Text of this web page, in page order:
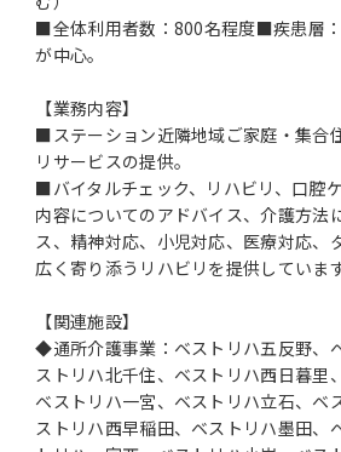
■全体利用者数：800名程度■疾患層
が中心。
【業務内容】
■ステーション近隣地域ご家庭・集合
リサービスの提供。
■バイタルチェック、リハビリ、口腔
内容についてのアドバイス、介護方法
ス、精神対応、小児対応、医療対応、
広く寄り添うリハビリを提供しています
【関連施設】
◆通所介護事業：ベストリハ五反野、
ストリハ北千住、ベストリハ西日暮里
ベストリハ一宮、ベストリハ立石、ベ
ストリハ西早稲田、ベストリハ墨田、